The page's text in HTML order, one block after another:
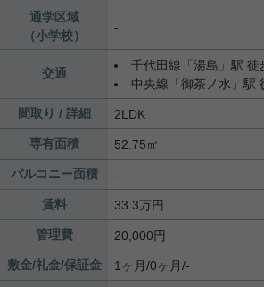
通学区域
（小学校）
-
交通
千代田線 「 湯島 」駅 徒
中央線 「 御茶ノ水 」駅
間取り / 詳細 2LDK
専有面積 52.75㎡
バルコニー面積 -
賃料 33.3万円
管理費 20,000円
敷金/礼金/保証金 1ヶ月/0ヶ月/-